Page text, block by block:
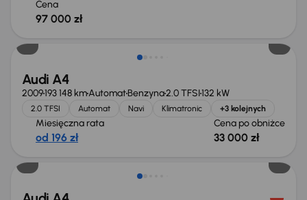
Cena
97 000 zł
Audi A4
2009193 148 kmAutomatBenzyna2.0 TFSI132 kW
2.0 TFSI Automat Navi Klimatronic +3 kolejnych
Miesięczna rata
od 196 zł
Cena po obniżce
33 000 zł